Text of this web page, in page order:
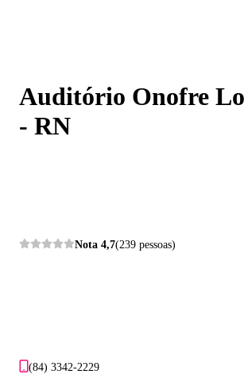
Auditório Onofre
- RN
Nota 4,7(239 pessoas)
(84) 3342-2229